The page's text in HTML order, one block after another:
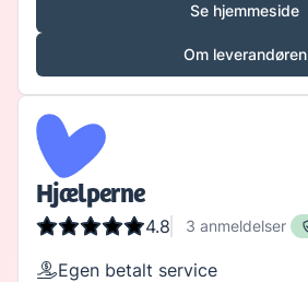
Se hjemmeside
Om leverandøren
Hjælperne
4.8 3 anmeldelser
Egen betalt service